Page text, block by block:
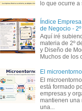
lo que ocurre a
Índice
de Negocio -
Aquí iré
materia de 2º
y Diseño de
Muchos de los
El
El
está formado
empresas y
mantienen una
una...